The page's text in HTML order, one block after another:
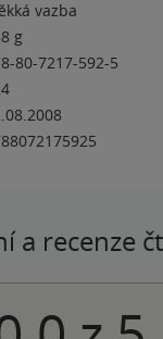
vazba
g
80-7217-592-5
a recenze